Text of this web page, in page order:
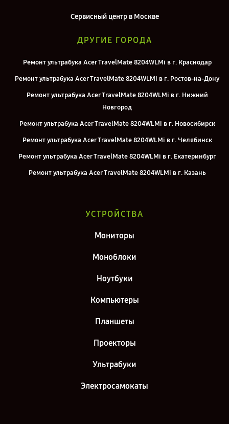
Сервисный центр в Москве
ДРУГИЕ ГОРОДА
Ремонт ультрабука Acer TravelMate 8204WLMi в г. Краснодар
Ремонт ультрабука Acer TravelMate 8204WLMi в г. Ростов-на-Дону
Ремонт ультрабука Acer TravelMate 8204WLMi в г. Нижний
Новгород
Ремонт ультрабука Acer TravelMate 8204WLMi в г. Новосибирск
Ремонт ультрабука Acer TravelMate 8204WLMi в г. Челябинск
Ремонт ультрабука Acer TravelMate 8204WLMi в г. Екатеринбург
Ремонт ультрабука Acer TravelMate 8204WLMi в г. Казань
УСТРОЙСТВА
Мониторы
Моноблоки
Ноутбуки
Компьютеры
Планшеты
Проекторы
Ультрабуки
Электросамокаты